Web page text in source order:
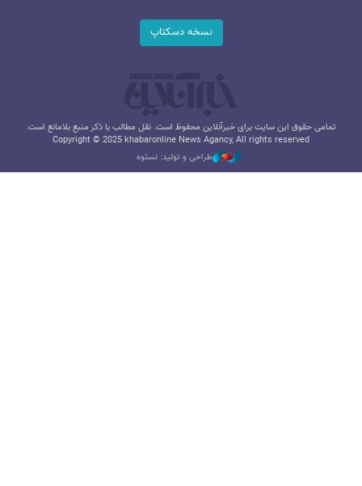
نسخه دسکتاپ
تمامی حقوق این سایت برای خبرآنلاین محفوظ است. نقل مطالب با ذکر منبع بلامانع است.
Copyright © 2025 khabaronline News Agancy, All rights reserved
طراحی و تولید: نستوه